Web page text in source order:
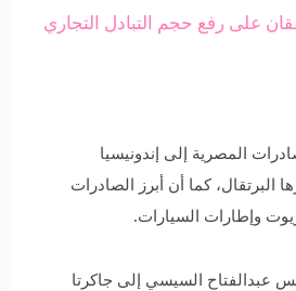
على رفع حجم التبادل التجاري
المصرية إلى إندونيسيا
البرتقال، كما أن أبرز الصادرات
وإطارات السيارات.
عبدالفتاح السيسي إلى جاكرتا